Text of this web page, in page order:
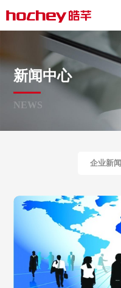
新闻中心
NEWS
企业新闻